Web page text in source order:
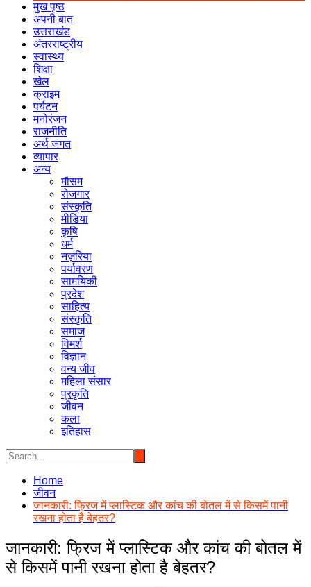
मुख पृष्ठ
अपनी बात
उत्तराखंड
अंतरराष्ट्रीय
स्वास्थ्य
शिक्षा
खेल
क्राइम
पर्यटन
मनोरंजन
राजनीति
अर्थ जगत
व्यापार
अन्य
मौसम
रोजगार
संस्कृति
मीडिया
कृषि
धर्म
नज़रिया
पर्यावरण
सामयिकी
प्रदेश
साहित्य
संस्कृति
समाज
विमर्श
विज्ञान
वन्य जीव
महिला संसार
प्रकृति
जीवन
कला
इतिहास
Home
जीवन
जानकारी: फ्रिज में प्लास्टिक और कांच की बोतल में से किसमें पानी
रखना होता है बेहतर?
जानकारी: फ्रिज में प्लास्टिक और कांच की बोतल में
से किसमें पानी रखना होता है बेहतर?